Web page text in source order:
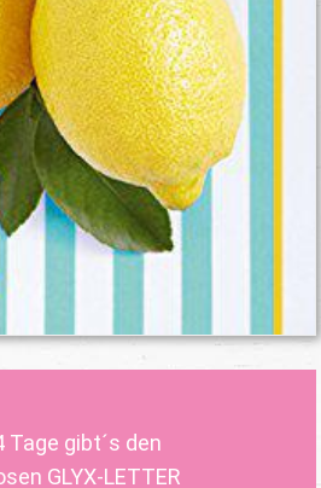
Tage gibt´s den
GLYX-LETTER